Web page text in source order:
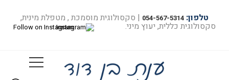
טלפון: 054-567-5314 | סקסולוגית מוסמכת , מטפלת מינית,
סקסולוגית כללית, יעוץ מיני. Follow on Instagram